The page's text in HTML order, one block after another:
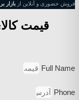
فروش حضوری و آنلاین از بازار
قیمت
Full Name
Phone